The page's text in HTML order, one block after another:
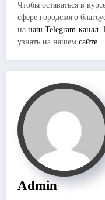
Чтобы оставаться в
сфере городского
на наш Telegram-канал.
узнать на нашем сайте.
Admin